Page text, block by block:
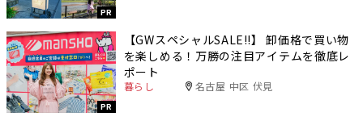
PR
PR
【GWスペシャルSALE‼︎】 卸価格で買い物
を楽しめる！万勝の注目アイテムを徹底レ
ポート
暮らし 名古屋 中区 伏見